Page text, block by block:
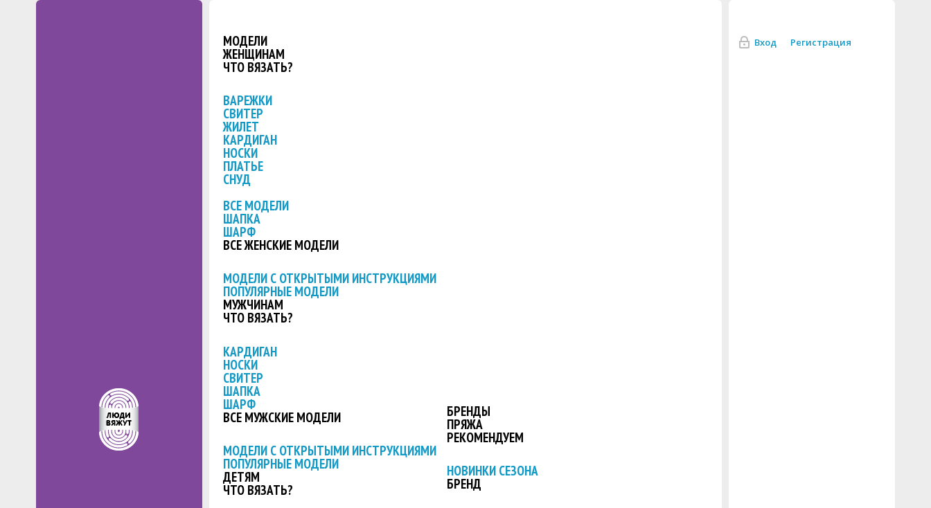
МОДЕЛИ
ЖЕНЩИНАМ
ЧТО ВЯЗАТЬ?
ВАРЕЖКИ
СВИТЕР
ЖИЛЕТ
КАРДИГАН
НОСКИ
ПЛАТЬЕ
СНУД
ВСЕ МОДЕЛИ
ШАПКА
ШАРФ
ВСЕ ЖЕНСКИЕ МОДЕЛИ
МОДЕЛИ С ОТКРЫТЫМИ ИНСТРУКЦИЯМИ
ПОПУЛЯРНЫЕ МОДЕЛИ
МУЖЧИНАМ
ЧТО ВЯЗАТЬ?
КАРДИГАН
НОСКИ
СВИТЕР
ШАПКА
ШАРФ
ВСЕ МУЖСКИЕ МОДЕЛИ
МОДЕЛИ С ОТКРЫТЫМИ ИНСТРУКЦИЯМИ
ПОПУЛЯРНЫЕ МОДЕЛИ
ДЕТЯМ
ЧТО ВЯЗАТЬ?
БРЕНДЫ
ПРЯЖА
РЕКОМЕНДУЕМ
НОВИНКИ СЕЗОНА
БРЕНД
Вход Регистрация